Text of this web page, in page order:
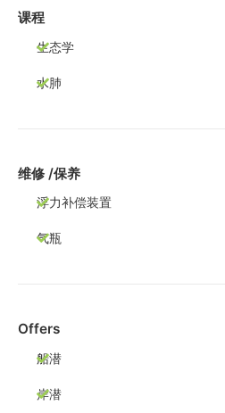
课程
生态学
水肺
维修 /保养
浮力补偿装置
气瓶
Offers
船潜
岸潜